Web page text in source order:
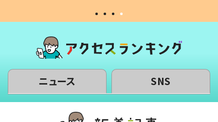
ニュース SNS